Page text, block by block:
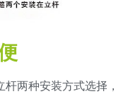
杆两种安装方式选择，